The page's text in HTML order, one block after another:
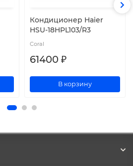
Кондиционер Haier
HSU-18HPL103/R3
Coral
61400 ₽
В корзину